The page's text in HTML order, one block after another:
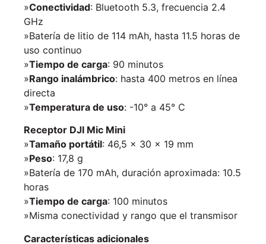
»Conectividad: Bluetooth 5.3, frecuencia 2.4
GHz
»Batería de litio de 114 mAh, hasta 11.5 horas de
uso continuo
»Tiempo de carga: 90 minutos
»Rango inalámbrico: hasta 400 metros en línea
directa
»Temperatura de uso: -10° a 45° C
Receptor DJI Mic Mini
»Tamaño portátil: 46,5 × 30 × 19 mm
»Peso: 17,8 g
»Batería de 170 mAh, duración aproximada: 10.5
horas
»Tiempo de carga: 100 minutos
»Misma conectividad y rango que el transmisor
Características adicionales